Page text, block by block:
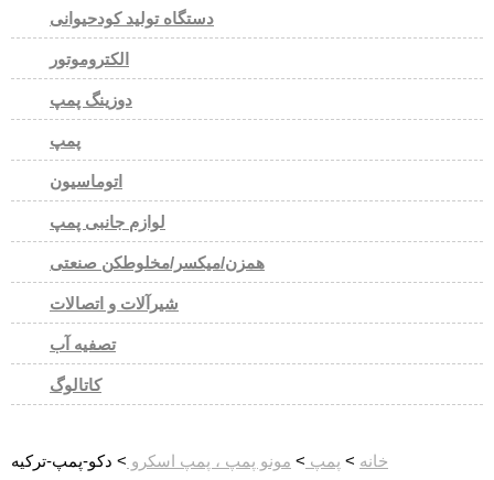
دستگاه تولید کودحیوانی
الکتروموتور
دوزینگ پمپ
پمپ
اتوماسیون
لوازم جانبی پمپ
همزن/میکسر/مخلوطکن صنعتی
شیرآلات و اتصالات
تصفیه آب
کاتالوگ
خانه > پمپ > مونو پمپ ، پمپ اسکرو > دکو-پمپ-ترکیه